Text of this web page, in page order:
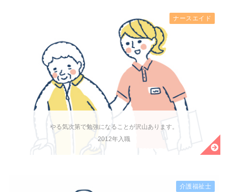
やる気次第で勉強になることが沢山あります。
2012年入職
ナースエイド
介護福祉士